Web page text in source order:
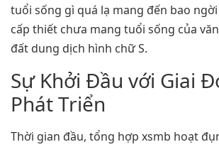
tuổi sống gì quá lạ mang đến bao
cấp thiết chưa mang tuổi sống của
đất dung dịch hình chữ S.
Sự Khởi Đầu với Giai
Phát Triển
Thời gian đầu, tổng hợp xsmb hoạt